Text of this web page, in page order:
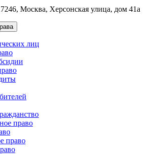
Москва, Херсонская улица, дом 41а
лиц
право
право